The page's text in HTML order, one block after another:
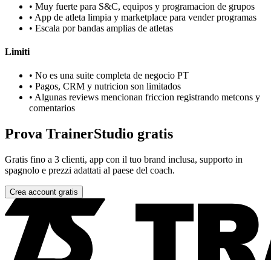
• Muy fuerte para S&C, equipos y programacion de grupos
• App de atleta limpia y marketplace para vender programas
• Escala por bandas amplias de atletas
Limiti
• No es una suite completa de negocio PT
• Pagos, CRM y nutricion son limitados
• Algunas reviews mencionan friccion registrando metcons y
comentarios
Prova TrainerStudio gratis
Gratis fino a 3 clienti, app con il tuo brand inclusa, supporto in
spagnolo e prezzi adattati al paese del coach.
Crea account gratis